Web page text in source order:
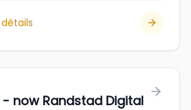
- now Randstad Digital